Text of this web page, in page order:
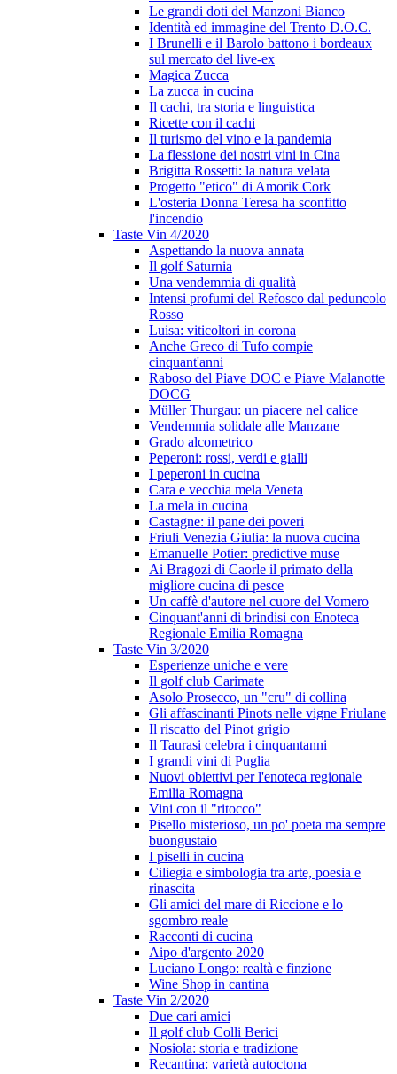
Le grandi doti del Manzoni Bianco
Identità ed immagine del Trento D.O.C.
I Brunelli e il Barolo battono i bordeaux
sul mercato del live-ex
Magica Zucca
La zucca in cucina
Il cachi, tra storia e linguistica
Ricette con il cachi
Il turismo del vino e la pandemia
La flessione dei nostri vini in Cina
Brigitta Rossetti: la natura velata
Progetto "etico" di Amorik Cork
L'osteria Donna Teresa ha sconfitto
l'incendio
Taste Vin 4/2020
Aspettando la nuova annata
Il golf Saturnia
Una vendemmia di qualità
Intensi profumi del Refosco dal peduncolo
Rosso
Luisa: viticoltori in corona
Anche Greco di Tufo compie
cinquant'anni
Raboso del Piave DOC e Piave Malanotte
DOCG
Müller Thurgau: un piacere nel calice
Vendemmia solidale alle Manzane
Grado alcometrico
Peperoni: rossi, verdi e gialli
I peperoni in cucina
Cara e vecchia mela Veneta
La mela in cucina
Castagne: il pane dei poveri
Friuli Venezia Giulia: la nuova cucina
Emanuelle Potier: predictive muse
Ai Bragozi di Caorle il primato della
migliore cucina di pesce
Un caffè d'autore nel cuore del Vomero
Cinquant'anni di brindisi con Enoteca
Regionale Emilia Romagna
Taste Vin 3/2020
Esperienze uniche e vere
Il golf club Carimate
Asolo Prosecco, un "cru" di collina
Gli affascinanti Pinots nelle vigne Friulane
Il riscatto del Pinot grigio
Il Taurasi celebra i cinquantanni
I grandi vini di Puglia
Nuovi obiettivi per l'enoteca regionale
Emilia Romagna
Vini con il "ritocco"
Pisello misterioso, un po' poeta ma sempre
buongustaio
I piselli in cucina
Ciliegia e simbologia tra arte, poesia e
rinascita
Gli amici del mare di Riccione e lo
sgombro reale
Racconti di cucina
Aipo d'argento 2020
Luciano Longo: realtà e finzione
Wine Shop in cantina
Taste Vin 2/2020
Due cari amici
Il golf club Colli Berici
Nosiola: storia e tradizione
Recantina: varietà autoctona